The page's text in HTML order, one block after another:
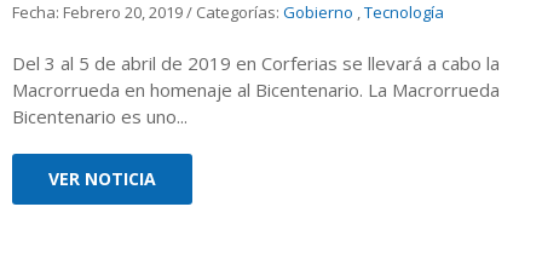
Fecha: Febrero 20, 2019 / Categorías: Gobierno ,Tecnología
Del 3 al 5 de abril de 2019 en Corferias se llevará a cabo la
Macrorrueda en homenaje al Bicentenario. La Macrorrueda
Bicentenario es uno...
VER NOTICIA